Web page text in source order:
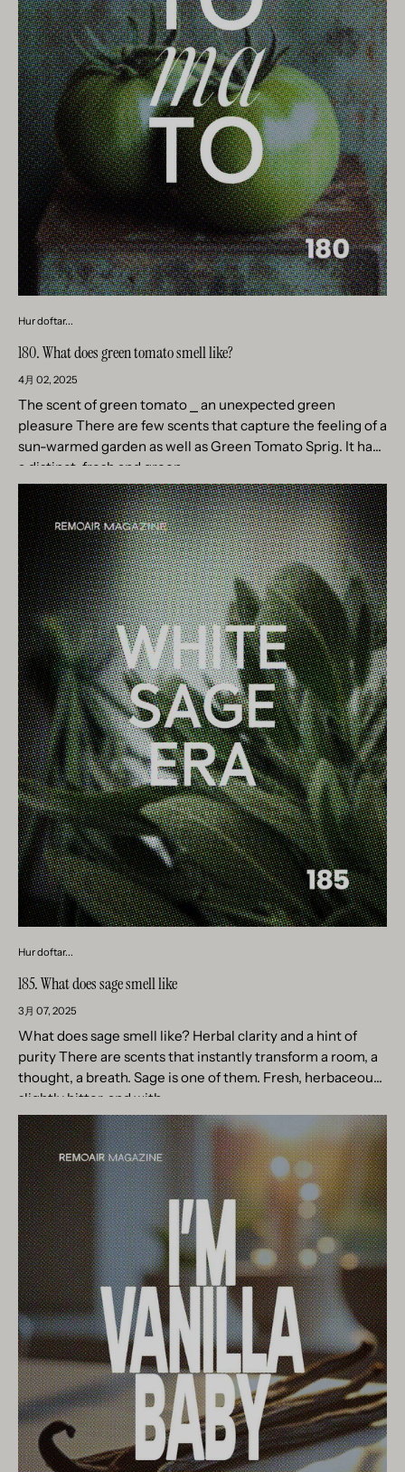
Hur doftar...
180. What does green tomato smell like?
4月 02, 2025
The scent of green tomato ⎯ an unexpected green
pleasure There are few scents that capture the feeling of a
sun-warmed garden as well as Green Tomato Sprig. It has
a distinct, fresh and green...
Hur doftar...
185. What does sage smell like
3月 07, 2025
What does sage smell like? Herbal clarity and a hint of
purity There are scents that instantly transform a room, a
thought, a breath. Sage is one of them. Fresh, herbaceous,
slightly bitter, and with...